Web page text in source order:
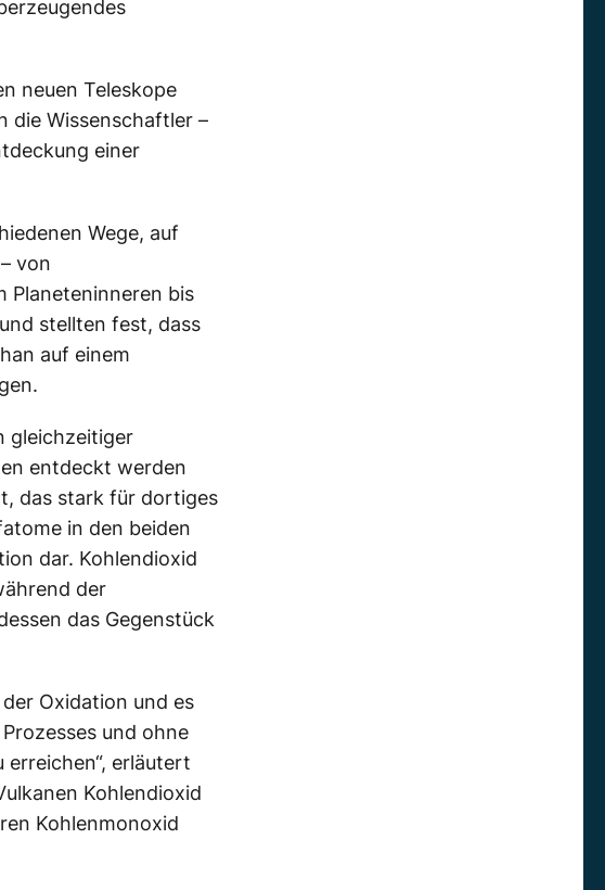
neuen Teleskope
die Wissenschaftler –
einer
Wege, auf
von
Planeteninneren bis
stellten fest, dass
auf einem
gleichzeitiger
entdeckt werden
das stark für dortiges
in den beiden
dar. Kohlendioxid
der
das Gegenstück
Oxidation und es
und ohne
erläutert
Kohlendioxid
Kohlenmonoxid